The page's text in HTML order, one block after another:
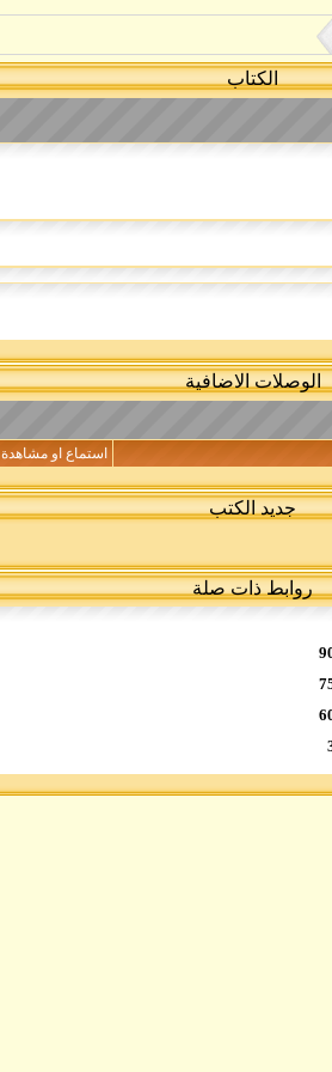
الكتاب
الوصلات الاضافية
استماع او مشاهدة
جديد الكتب
روابط ذات صلة